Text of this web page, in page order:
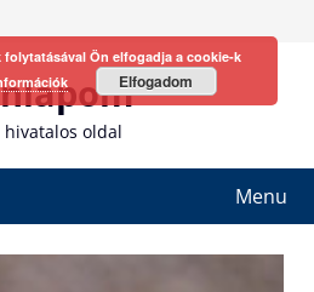
hivatalos oldal
Menu
Ön elfogadja a cookie-k
Elfogadom